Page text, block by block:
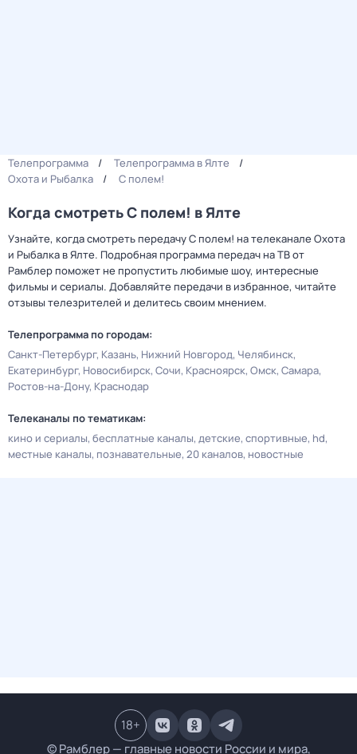
Телепрограмма
Телепрограмма в Ялте
Охота и Рыбалка
С полем!
Когда смотреть С полем! в Ялте
Узнайте, когда смотреть передачу С полем! на телеканале Охота
и Рыбалка в Ялте. Подробная программа передач на ТВ от
Рамблер поможет не пропустить любимые шоу, интересные
фильмы и сериалы. Добавляйте передачи в избранное, читайте
отзывы телезрителей и делитесь своим мнением.
Телепрограмма по городам:
Санкт-Петербург Казань Нижний Новгород Челябинск
Екатеринбург Новосибирск Сочи Красноярск Омск Самара
Ростов-на-Дону Краснодар
Телеканалы по тематикам:
кино и сериалы бесплатные каналы детские спортивные hd
местные каналы познавательные 20 каналов новостные
© Рамблер — главные новости России и мира,
18+